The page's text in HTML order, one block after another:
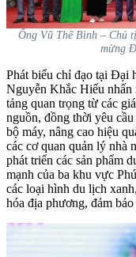
Ông Vũ Thế Bình – Chủ
mừng
Phát biểu chỉ đạo tại Đại
Nguyễn Khắc Hiếu nhấn
tảng quan trọng từ các
nguồn, đồng thời yêu
bộ máy, nâng cao hiệu
các cơ quan quản lý nhà
phát triển các sản phẩm
mạnh của ba khu vực
các loại hình du lịch
hóa địa phương, đảm